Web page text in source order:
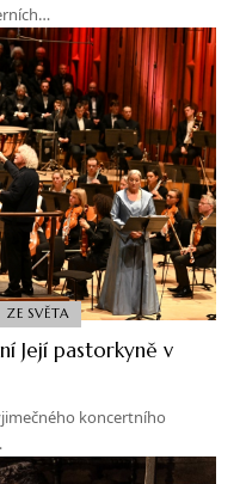
ZE SVĚTA
Její pastorkyně v
koncertního